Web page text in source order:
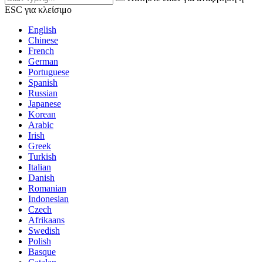
ESC για κλείσιμο
English
Chinese
French
German
Portuguese
Spanish
Russian
Japanese
Korean
Arabic
Irish
Greek
Turkish
Italian
Danish
Romanian
Indonesian
Czech
Afrikaans
Swedish
Polish
Basque